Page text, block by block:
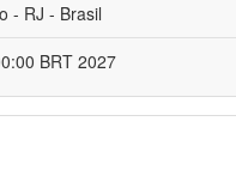
- RJ - Brasil
BRT 2027